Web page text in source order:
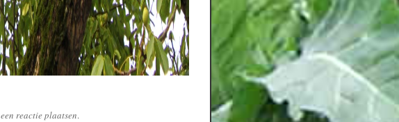
een reactie plaatsen.